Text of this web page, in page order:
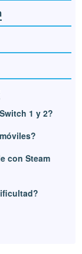
1 y 2?
con Steam